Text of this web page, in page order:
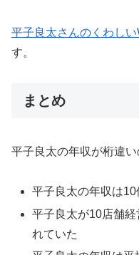
平子良太さんのくわし
す。
まとめ
平子良太の年収が桁違い
平子良太の年収は
平子良太が10店舗
れていた